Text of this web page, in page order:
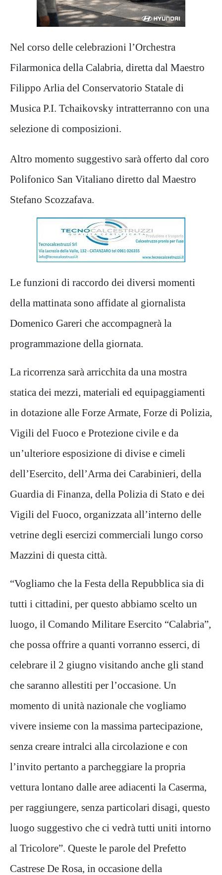
Nel corso delle celebrazioni l’Orchestra
Filarmonica della Calabria, diretta dal Maestro
Filippo Arlia del Conservatorio Statale di
Musica P.I. Tchaikovsky intratterranno con una
selezione di composizioni.
Altro momento suggestivo sarà offerto dal coro
Polifonico San Vitaliano diretto dal Maestro
Stefano Scozzafava.
Le funzioni di raccordo dei diversi momenti
della mattinata sono affidate al giornalista
Domenico Gareri che accompagnerà la
programmazione della giornata.
La ricorrenza sarà arricchita da una mostra
statica dei mezzi, materiali ed equipaggiamenti
in dotazione alle Forze Armate, Forze di Polizia,
Vigili del Fuoco e Protezione civile e da
un’ulteriore esposizione di divise e cimeli
dell’Esercito, dell’Arma dei Carabinieri, della
Guardia di Finanza, della Polizia di Stato e dei
Vigili del Fuoco, organizzata all’interno delle
vetrine degli esercizi commerciali lungo corso
Mazzini di questa città.
“Vogliamo che la Festa della Repubblica sia di
tutti i cittadini, per questo abbiamo scelto un
luogo, il Comando Militare Esercito “Calabria”,
che possa offrire a quanti vorranno esserci, di
celebrare il 2 giugno visitando anche gli stand
che saranno allestiti per l’occasione. Un
momento di unità nazionale che vogliamo
vivere insieme con la massima partecipazione,
senza creare intralci alla circolazione e con
l’invito pertanto a parcheggiare la propria
vettura lontano dalle aree adiacenti la Caserma,
per raggiungere, senza particolari disagi, questo
luogo suggestivo che ci vedrà tutti uniti intorno
al Tricolore”. Queste le parole del Prefetto
Castrese De Rosa, in occasione della